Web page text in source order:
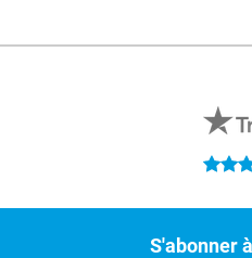
4.6
S'abonner